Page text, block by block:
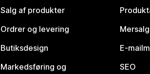
Salg af produkter
Ordrer og levering
Butiksdesign
Markedsføring og
E-
SEO